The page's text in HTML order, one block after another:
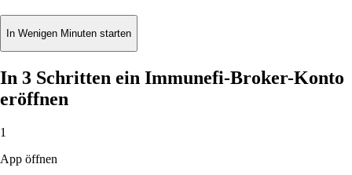
In Wenigen Minuten starten
In 3 Schritten ein Immunefi-Broker-Konto
eröffnen
1
App öffnen